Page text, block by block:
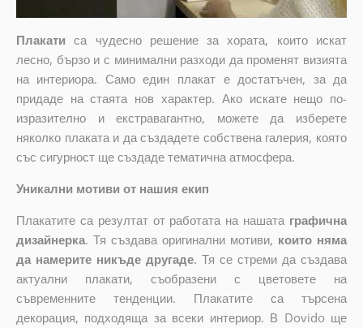
Плакати са чудесно решение за хората, които искат
лесно, бързо и с минимални разходи да променят визията
на интериора. Само един плакат е достатъчен, за да
придаде на стаята нов характер. Ако искате нещо по-
изразително и екстравагантно, можете да изберете
няколко плаката и да създадете собствена галерия, която
със сигурност ще създаде тематична атмосфера.
Уникални мотиви от нашия екип
Плакатите са резултат от работата на нашата графична
дизайнерка. Тя създава оригинални мотиви, които няма
да намерите никъде другаде. Тя се стреми да създава
актуални плакати, съобразени с цветовете на
съвременните тенденции. Плакатите са търсена
декорация, подходяща за всеки интериор. В Dovido ще